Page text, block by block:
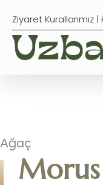
Ziyaret Kurallarımız |
Ağaç